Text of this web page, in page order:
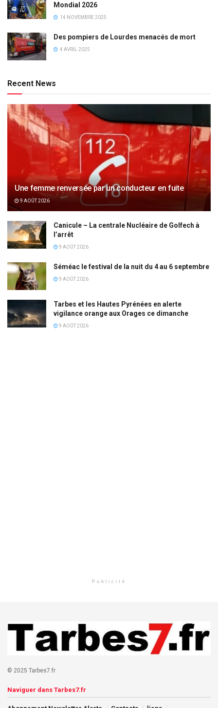
Mondial 2026
14 NOVEMBRE 2025
Des pompiers de Lourdes menacés de mort
4 AVRIL 2025
Recent News
Une femme renversée par un conducteur en fuite
9 AOÛT 2026
Canicule – La centrale Nucléaire de Golfech à
l’arrêt
9 AOÛT 2026
Séméac le festival de la nuit du 4 au 6 septembre
9 AOÛT 2026
Tarbes et les Hautes Pyrénées en alerte
vigilance orange aux Orages ce dimanche
9 AOÛT 2026
Publicité
© 2025 Tarbes7.fr
Naviguer dans Tarbes7.fr